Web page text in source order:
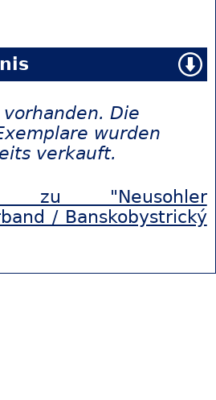
Die
wurden
verkauft.
"Neusohler
/ Banskobystrický